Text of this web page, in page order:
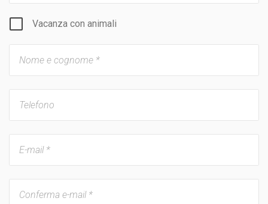
Vacanza con animali